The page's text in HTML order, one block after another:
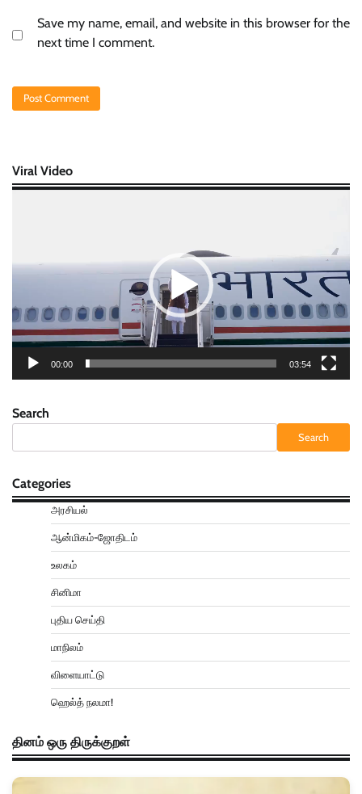
Save my name, email, and website in this browser for the
next time I comment.
Viral Video
00:00 03:54
Search
Search
Categories
அரசியல்
ஆன்மிகம்-ஜோதிடம்
உலகம்
சினிமா
புதிய செய்தி
மாநிலம்
விளையாட்டு
ஹெல்த் நலமா!
தினம் ஒரு திருக்குறள்